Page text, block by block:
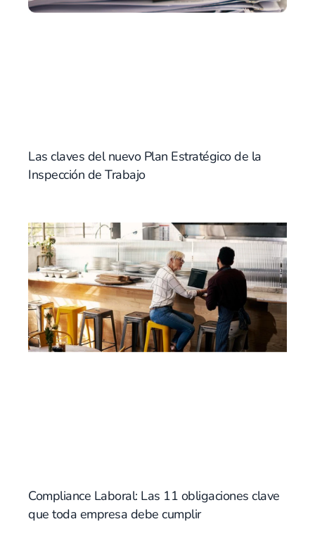
Las claves del nuevo Plan Estratégico de la
Inspección de Trabajo
Compliance Laboral: Las 11 obligaciones clave
que toda empresa debe cumplir